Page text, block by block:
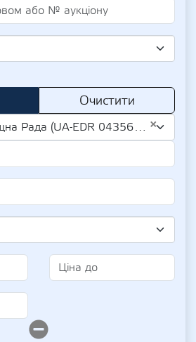
Очистити
×
Рада (UA-EDR 04356705)